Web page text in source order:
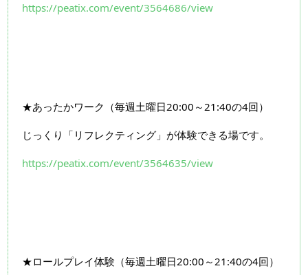
https://peatix.com/event/3564686/view
★あったかワーク（毎週土曜日20:00～21:40の4回）
じっくり「リフレクティング」が体験できる場です。
https://peatix.com/event/3564635/view
★ロールプレイ体験（毎週土曜日20:00～21:40の4回）